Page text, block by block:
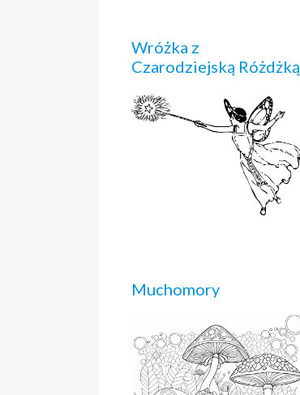
Wróżka z
Czarodziejską Różdżką
Muchomory